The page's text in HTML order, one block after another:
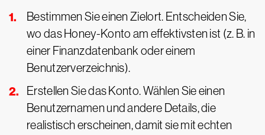
Bestimmen Sie einen Zielort. Entscheiden Sie,
wo das Honey-Konto am effektivsten ist (z. B. in
einer Finanzdatenbank oder einem
Benutzerverzeichnis).
Erstellen Sie das Konto. Wählen Sie einen
Benutzernamen und andere Details, die
realistisch erscheinen, damit sie mit echten